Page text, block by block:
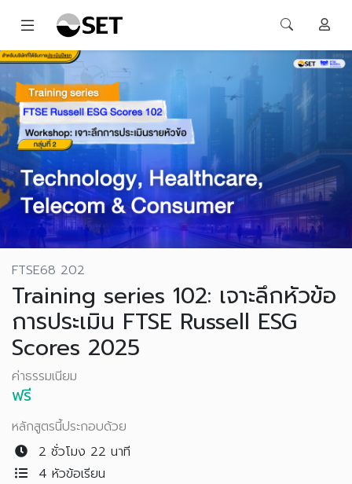
FTSE68 202
Training series 102: เจาะลึกหัวข้อ
การประเมิน FTSE Russell ESG
Scores 2025
ค่าธรรมเนียม
ฟรี
หลักสูตรนี้ประกอบด้วย
2 ชั่วโมง 22 นาที
4 หัวข้อเรียน